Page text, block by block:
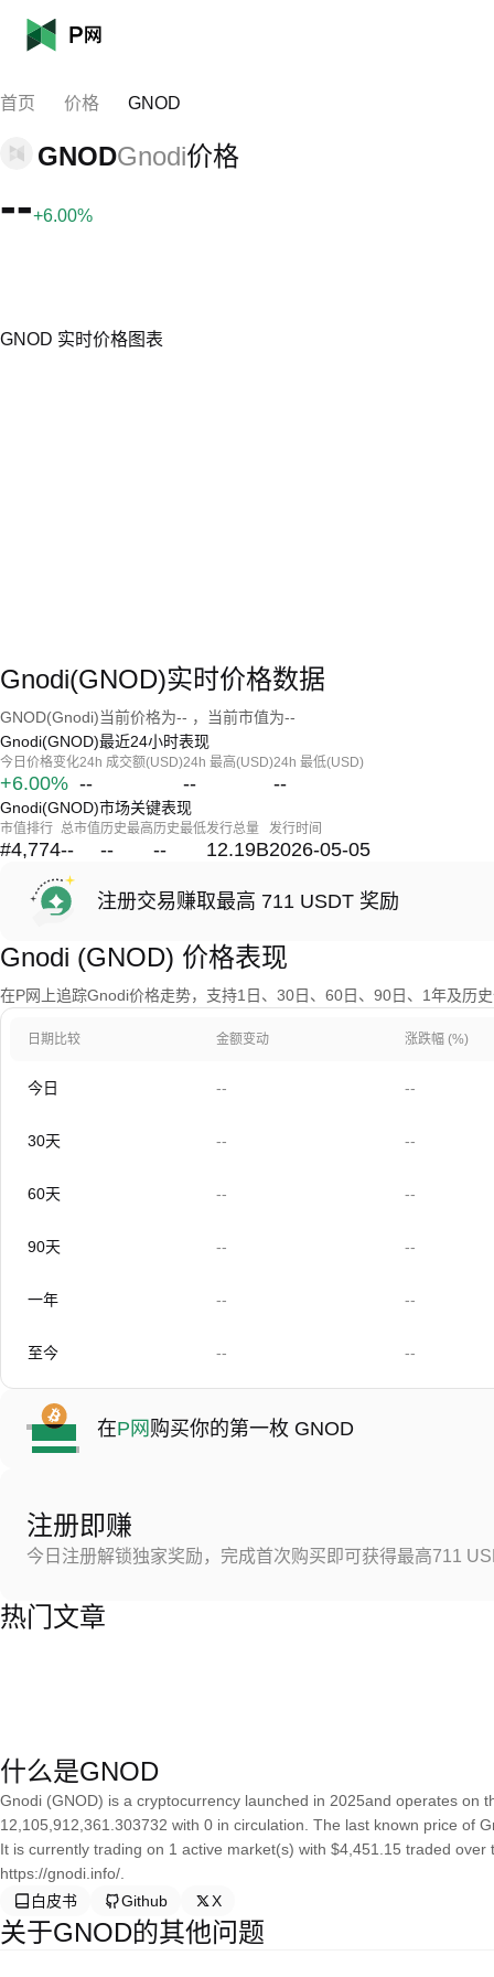
首页 价格 GNOD
GNODGnodi价格
--+6.00%
GNOD 实时价格图表
Gnodi(GNOD)实时价格数据
GNOD(Gnodi)当前价格为-- ，当前市值为--
Gnodi(GNOD)最近24小时表现
今日价格变化
+6.00%
24h 成交额(USD)
--
24h 最高(USD)
--
24h 最低(USD)
--
Gnodi(GNOD)市场关键表现
市值排行
#4,774
总市值
--
历史最高
--
历史最低
--
发行总量
12.19B
发行时间
2026-05-05
注册交易赚取最高 711 USDT 奖励
Gnodi (GNOD) 价格表现
在P网上追踪Gnodi价格走势，支持1日、30日、60日、90日、1年及历
日期比较 金额变动 涨跌幅 (%)
今日 -- --
30天 -- --
60天 -- --
90天 -- --
一年 -- --
至今 -- --
在P网 购买你的第一枚 GNOD
注册即赚
今日注册解锁独家奖励，完成首次购买即可获得最高711
热门文章
什么是GNOD
Gnodi (GNOD) is a cryptocurrency launched in 2025and operates on
12,105,912,361.303732 with 0 in circulation. The last known price of
It is currently trading on 1 active market(s) with $4,451.15 traded
https://gnodi.info/.
白皮书
Github X
关于GNOD的其他问题